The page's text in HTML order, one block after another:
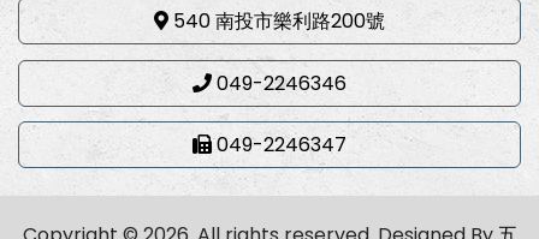
540 南投市樂利路200號
049-2246346
049-2246347